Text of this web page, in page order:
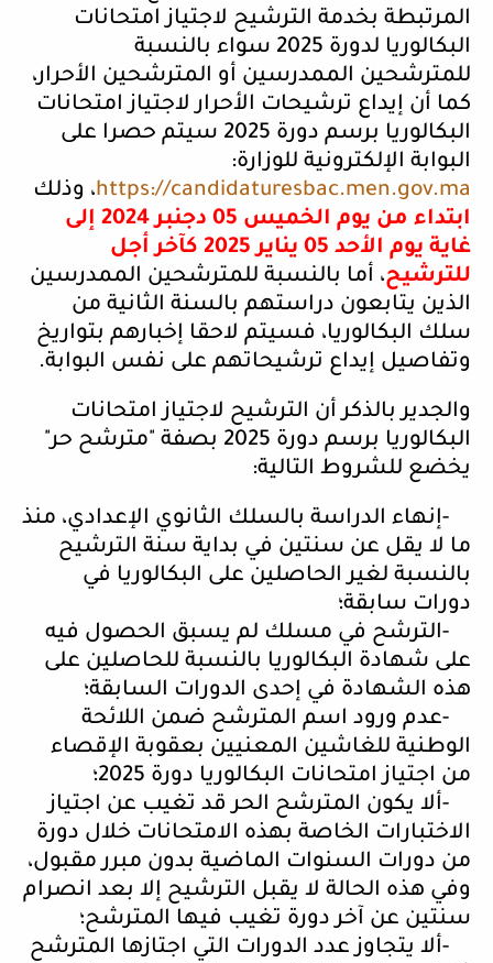
المرتبطة بخدمة الترشيح لاجتياز امتحانات
البكالوريا لدورة 2025 سواء بالنسبة
للمترشحين الممدرسين أو المترشحين الأحرار،
كما أن إيداع ترشيحات الأحرار لاجتياز امتحانات
البكالوريا برسم دورة 2025 سيتم حصرا على
البوابة الإلكترونية للوزارة:
https://candidaturesbac.men.gov.ma، وذلك
ابتداء من يوم الخميس 05 دجنبر 2024 إلى
غاية يوم الأحد 05 يناير 2025 كآخر أجل
للترشيح، أما بالنسبة للمترشحين الممدرسين
الذين يتابعون دراستهم بالسنة الثانية من
سلك البكالوريا، فسيتم لاحقا إخبارهم بتواريخ
وتفاصيل إيداع ترشيحاتهم على نفس البوابة.
والجدير بالذكر أن الترشيح لاجتياز امتحانات
البكالوريا برسم دورة 2025 بصفة "مترشح حر"
يخضع للشروط التالية:
-إنهاء الدراسة بالسلك الثانوي الإعدادي، منذ
ما لا يقل عن سنتين في بداية سنة الترشيح
بالنسبة لغير الحاصلين على البكالوريا في
دورات سابقة؛
-الترشح في مسلك لم يسبق الحصول فيه
على شهادة البكالوريا بالنسبة للحاصلين على
هذه الشهادة في إحدى الدورات السابقة؛
-عدم ورود اسم المترشح ضمن اللائحة
الوطنية للغاشين المعنيين بعقوبة الإقصاء
من اجتياز امتحانات البكالوريا دورة 2025؛
-ألا يكون المترشح الحر قد تغيب عن اجتياز
الاختبارات الخاصة بهذه الامتحانات خلال دورة
من دورات السنوات الماضية بدون مبرر مقبول،
وفي هذه الحالة لا يقبل الترشيح إلا بعد انصرام
سنتين عن آخر دورة تغيب فيها المترشح؛
-ألا يتجاوز عدد الدورات التي اجتازها المترشح